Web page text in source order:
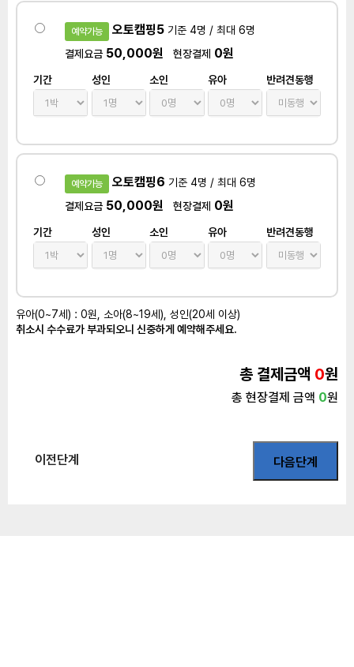
예약가능 오토캠핑5 기준 4명 / 최대 6명
결제요금 50,000원 현장결제 0원
기간 성인 소인 유아 반려견동행
예약가능 오토캠핑6 기준 4명 / 최대 6명
결제요금 50,000원 현장결제 0원
기간 성인 소인 유아 반려견동행
유아(0~7세) : 0원, 소아(8~19세), 성인(20세 이상)
취소시 수수료가 부과되오니 신중하게 예약해주세요.
총 결제금액 0원
총 현장결제 금액 0원
이전단계 다음단계